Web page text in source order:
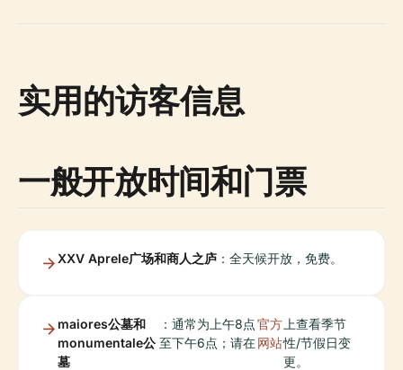
实用的访客信息
一般开放时间和门票
XXV Aprele广场和商人之庐 ：全天候开放，免费。
maiores公墓和
monumentale公
墓
：通常为上午8点
至下午6点；请在
官方
网站
上查看季节
性/节假日变
更。